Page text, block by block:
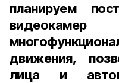
планируем
видеокамер
движения,
лица и